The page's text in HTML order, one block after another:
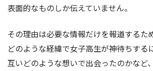
表面的なものしか伝えていません。
その理由は必要な情報だけを報道するた
どのような経緯で女子高生が神待ちする
互いどのような想いで出会ったのかなど